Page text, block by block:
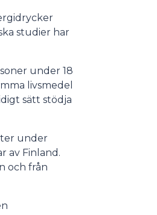
studier har
under 18
livsmedel
sätt stödja
under
av Finland.
och från